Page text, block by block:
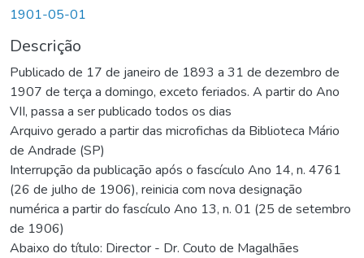
1901-05-01
Descrição
Publicado de 17 de janeiro de 1893 a 31 de dezembro de
1907 de terça a domingo, exceto feriados. A partir do Ano
VII, passa a ser publicado todos os dias
Arquivo gerado a partir das microfichas da Biblioteca Mário
de Andrade (SP)
Interrupção da publicação após o fascículo Ano 14, n. 4761
(26 de julho de 1906), reinicia com nova designação
numérica a partir do fascículo Ano 13, n. 01 (25 de setembro
de 1906)
Abaixo do título: Director - Dr. Couto de Magalhães